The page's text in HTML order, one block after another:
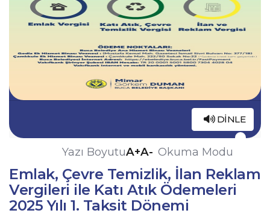
DINLE
Yazı BoyutuA+A- Okuma Modu
Emlak, Çevre Temizlik, İlan Reklam
Vergileri ile Katı Atık Ödemeleri
2025 Yılı 1. Taksit Dönemi